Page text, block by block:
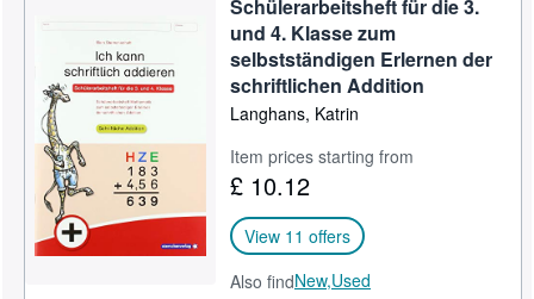
Schülerarbeitsheft für die 3.
und 4. Klasse zum
selbstständigen Erlernen der
schriftlichen Addition
Langhans, Katrin
Item prices starting from
£ 10.12
View 11 offers
Also findNew,Used